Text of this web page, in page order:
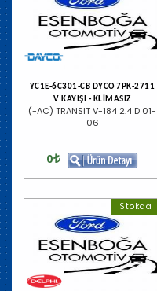
YC1E-6C301-CB DYCO 7PK-2711
V KAYIŞI - KLİMASIZ
(-AC) TRANSIT V-184 2.4 D 01-
06
0
Stokda